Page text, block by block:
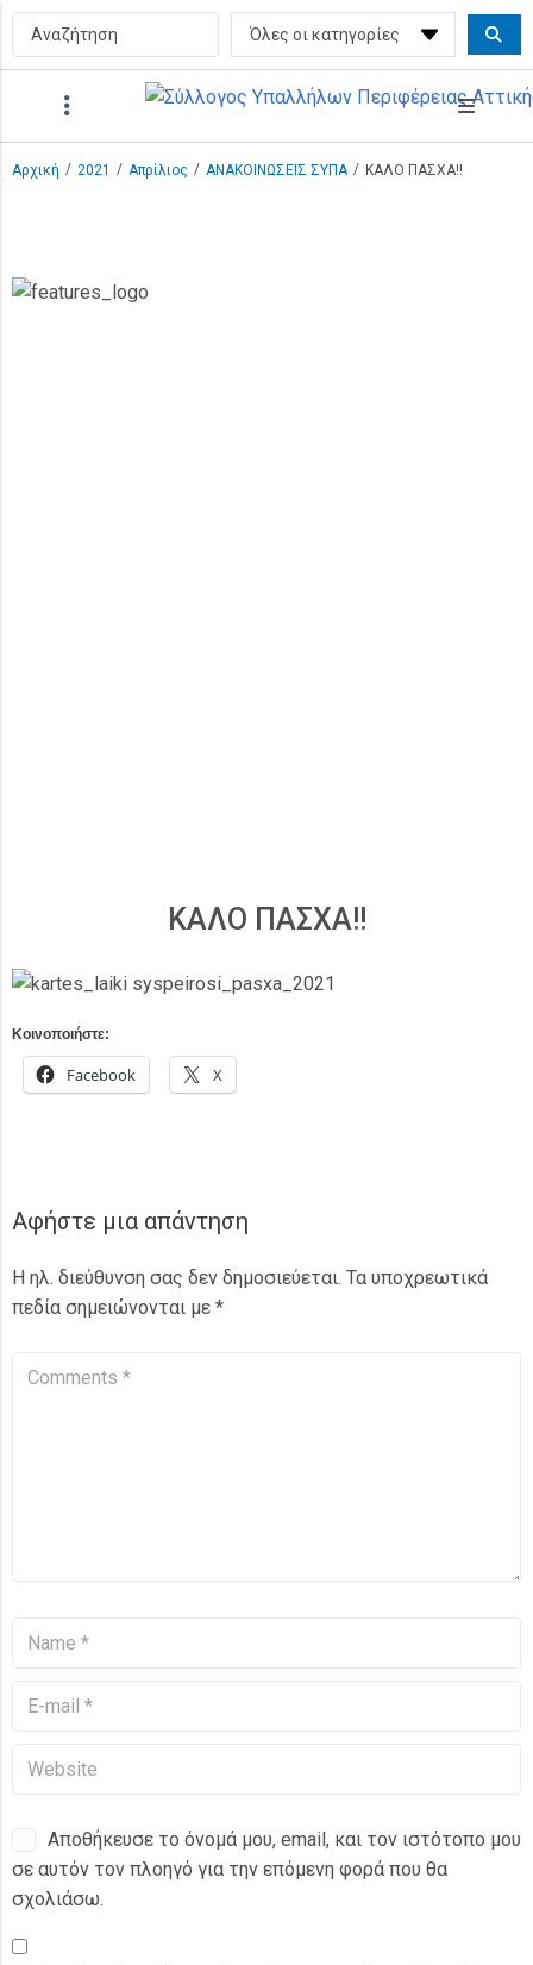
Αρχική / 2021 / Απρίλιος / ΑΝΑΚΟΙΝΩΣΕΙΣ ΣΥΠΑ / ΚΑΛΟ ΠΑΣΧΑ!!
ΚΑΛΟ ΠΑΣΧΑ!!
Κοινοποιήστε:
Facebook X
Αφήστε μια απάντηση
Η ηλ. διεύθυνση σας δεν δημοσιεύεται. Τα υποχρεωτικά
πεδία σημειώνονται με *
Αποθήκευσε το όνομά μου, email, και τον ιστότοπο μου
σε αυτόν τον πλοηγό για την επόμενη φορά που θα
σχολιάσω.